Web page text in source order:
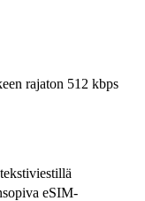
rajaton 512 kbps
eSIM-